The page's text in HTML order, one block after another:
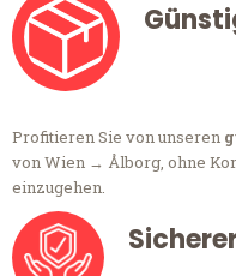
Profitieren Sie von unseren
von Wien → Ålborg, ohne
einzugehen.